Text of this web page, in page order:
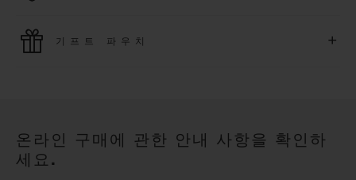
모든 제품은 빠르고 안전하게 결제가 가능하며, 개인정보를 안
기프트 파우치 +
온라인 구매에 관한 안내 사항을 확인하
세요.